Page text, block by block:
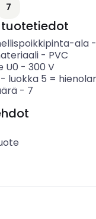
7
ala-
- PVC
U0 - 300 V
luokka 5 =
- 7